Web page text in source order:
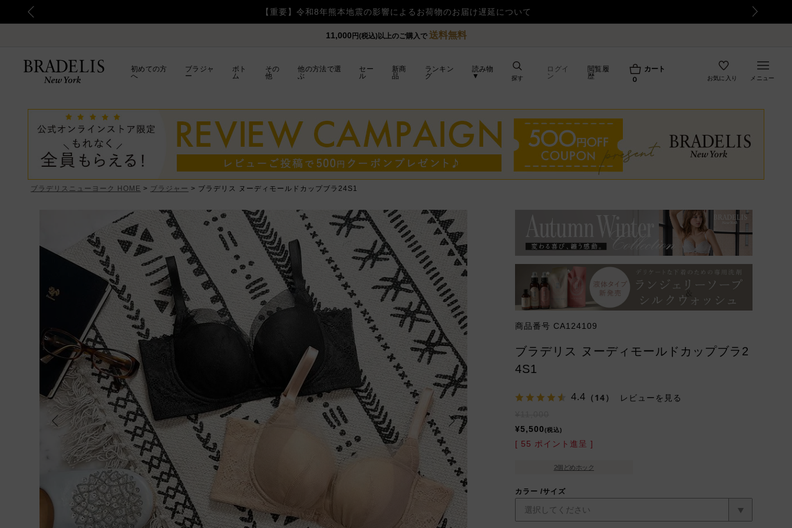
【重要】令和8年熊本地震の影響によるお荷物のお届け遅延について
11,000 円(税込)以上のご購入で送料無料
初めての方
へ
ブラジャ
ー
ボト
ム
その
他
他の方法で選
ぶ
セー
ル
新商
品
ランキン
グ
読み物
▼
ログイ
ン
閲覧履
歴
カート
0
探す お気に入り メニュー
ブラデリスニューヨーク HOME ブラジャー ブラデリス ヌーディモールドカップブラ24S1
商品番号 CA124109
ブラデリス ヌーディモールドカップブラ2
4S1
4.4 （14） レビューを見る
¥5,500 税込
[ 55 ポイント進呈 ]
2個どめホック
カラー サイズ